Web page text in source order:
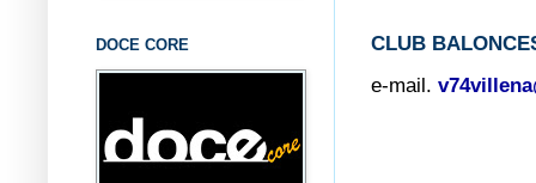
CLUB
e-mail.
DOCE CORE